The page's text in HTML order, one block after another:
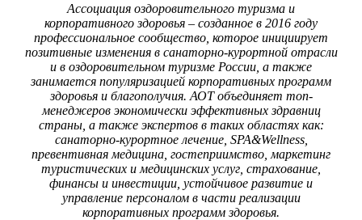
Ассоциация оздоровительного туризма и
корпоративного здоровья – созданное в 2016 году
профессиональное сообщество, которое инициирует
позитивные изменения в санаторно-курортной отрасли
и в оздоровительном туризме России, а также
занимается популяризацией корпоративных программ
здоровья и благополучия. АОТ объединяет топ-
менеджеров экономически эффективных здравниц
страны, а также экспертов в таких областях как:
санаторно-курортное лечение, SPA&Wellness,
превентивная медицина, гостеприимство, маркетинг
туристических и медицинских услуг, страхование,
финансы и инвестиции, устойчивое развитие и
управление персоналом в части реализации
корпоративных программ здоровья.